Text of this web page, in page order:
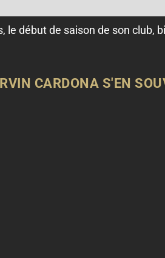
le début de saison de son club,
CARDONA S'EN